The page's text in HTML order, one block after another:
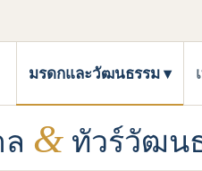
มรดกและวัฒนธรรม
& ทัวร์วัฒน